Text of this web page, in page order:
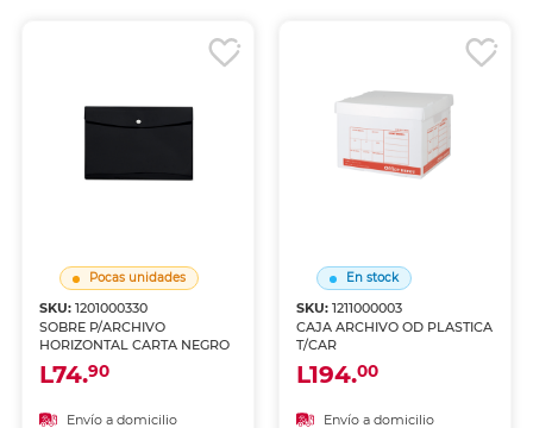
Pocas unidades
SKU:1201000330
SOBRE P/ARCHIVO
HORIZONTAL CARTA NEGRO
L74.90
Envío a domicilio
En stock
SKU: 1211000003
CAJA ARCHIVO OD PLASTICA
T/CAR
L194.00
Envío a domicilio